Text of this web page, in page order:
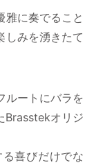
雅に奏でること
しみを湧きたて
ルートにバラを
Brasstekオリジ
喜びだけでな